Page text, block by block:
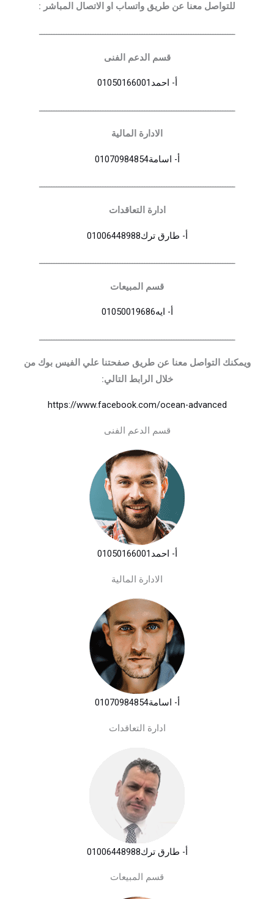
للتواصل معنا عن طريق واتساب او الاتصال المباشر :
ــــــــــــــــــــــــــــــــــــــــــــــــــــــــــــــــــــــــــــــــ
قسم الدعم الفنى
أ- احمد01050166001‪
ــــــــــــــــــــــــــــــــــــــــــــــــــــــــــــــــــــــــــــــــ
الادارة المالية
أ- اسامة01070984854
ــــــــــــــــــــــــــــــــــــــــــــــــــــــــــــــــــــــــــــــــ
ادارة التعاقدات
أ- طارق ترك01006448988
ــــــــــــــــــــــــــــــــــــــــــــــــــــــــــــــــــــــــــــــــ
قسم المبيعات
أ- ايه01050019686
ــــــــــــــــــــــــــــــــــــــــــــــــــــــــــــــــــــــــــــــــ
ويمكنك التواصل معنا عن طريق صفحتنا علي الفيس بوك من
خلال الرابط التالي:
https://www.facebook.com/ocean-advanced
قسم الدعم الفنى
أ- احمد 01050166001‪
الادارة المالية
أ- اسامة01070984854
ادارة التعاقدات
أ- طارق ترك01006448988
قسم المبيعات